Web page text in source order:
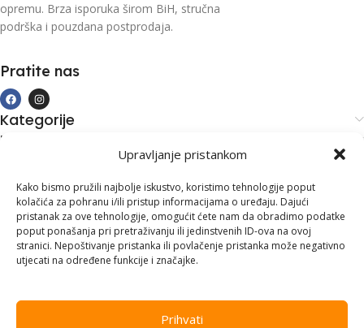
Upravljanje pristankom
Kako bismo pružili najbolje iskustvo, koristimo tehnologije poput
kolačića za pohranu i/ili pristup informacijama o uređaju. Dajući
pristanak za ove tehnologije, omogućit ćete nam da obradimo podatke
poput ponašanja pri pretraživanju ili jedinstvenih ID-ova na ovoj
stranici. Nepoštivanje pristanka ili povlačenje pristanka može negativno
utjecati na određene funkcije i značajke.
Prihvati
opremu. Brza isporuka širom BiH, stručna
podrška i pouzdana postprodaja.
Pratite nas
Kategorije
Kupovina i podrška
Kontakt informacije
Branilaca Bosne, 75 300 Lukavac
+387 35 555 999
info@pconer.ba